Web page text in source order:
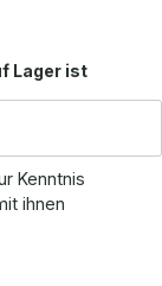
Lager ist
Kenntnis
ihnen